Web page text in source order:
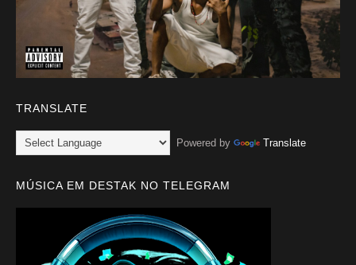
TRANSLATE
Powered by Translate
MÚSICA EM DESTAK NO TELEGRAM